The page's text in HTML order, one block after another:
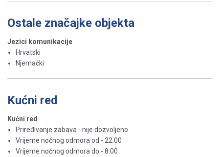
Ostale značajke objekta
Jezici komunikacije
Hrvatski
Njemački
Kućni red
Kućni red
Priređivanje zabava - nije dozvoljeno
Vrijeme noćnog odmora od - 22:00
Vrijeme noćnog odmora do - 8:00